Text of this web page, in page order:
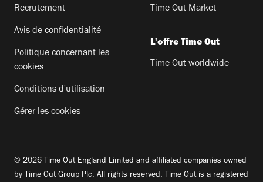
Recrutement
Avis de confidentialité
Politique concernant les
cookies
Conditions d'utilisation
Gérer les cookies
Time Out Market
L'offre Time Out
Time Out worldwide
© 2026 Time Out England Limited and affiliated companies owned
by Time Out Group Plc. All rights reserved. Time Out is a registered